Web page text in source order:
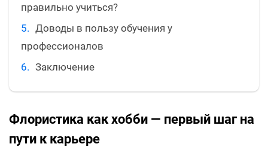
правильно учиться?
Доводы в пользу обучения у
профессионалов
Заключение
Флористика как хобби — первый шаг на
пути к карьере